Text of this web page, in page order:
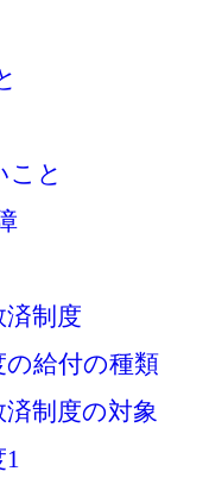
こと
済制度
の給付の種類
制度の対象